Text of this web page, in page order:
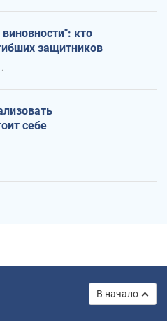
кто
защитников
себе
В начало